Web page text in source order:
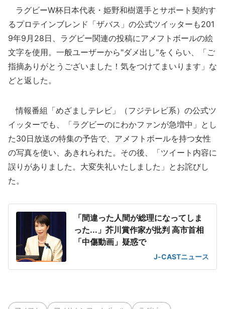
ラグビーW杯日本代表・姫野和樹選手とサポート契約す
るプロテインブレンド「ザバス」の公式ツイッターも201
9年9月28日、ラグビー関連の投稿にアメフトボールの絵
文字を使用。一般ユーザーから"ダメ出し"をくらい、「ご
指摘ありがとうございました！気をつけてまいります」な
どと返した。
情報番組「めざましテレビ」（フジテレビ系）の公式ツ
イッターでも、「ラグビーのにわかファンが急増中」とし
た30日放送の特集の予告で、アメフトボールを持つ女性
の写真を使い、あきれられた。その後、「ツイート内容に
誤りがありました。大変失礼いたしました」とお詫びし
た。
「間違った人間が総理になってしま
った...」芥川賞作家が批判 高市首相
「中傷動画」疑惑で
J-CASTニュース